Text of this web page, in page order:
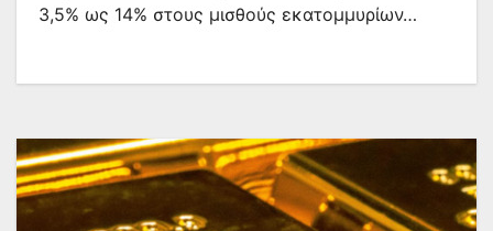
3,5% ως 14% στους μισθούς εκατομμυρίων…